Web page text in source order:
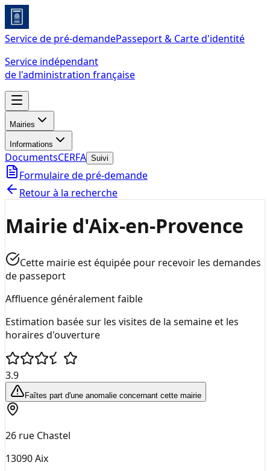
Service de pré-demandePasseport & Carte d'identité
Service indépendant
de l'administration française
Mairies
Informations
DocumentsCERFA Suivi
Formulaire de pré-demande
Retour à la recherche
Mairie d'Aix-en-Provence
Cette mairie est équipée pour recevoir les demandes
de passeport
Affluence généralement faible
Estimation basée sur les visites de la semaine et les
horaires d'ouverture
3.9
Faîtes part d'une anomalie concernant cette mairie
26 rue Chastel
13090Aix